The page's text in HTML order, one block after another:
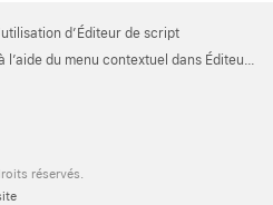
d’Éditeur de script
menu contextuel dans Éditeur de script sur Mac
réservés.